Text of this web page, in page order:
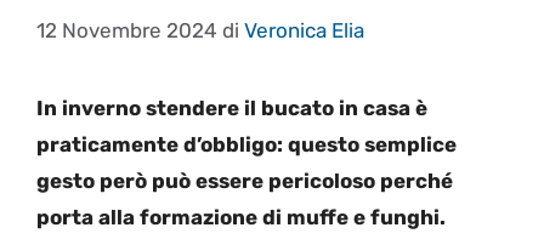
12 Novembre 2024 di Veronica Elia
In inverno stendere il bucato in casa è
praticamente d’obbligo: questo semplice
gesto però può essere pericoloso perché
porta alla formazione di muffe e funghi.